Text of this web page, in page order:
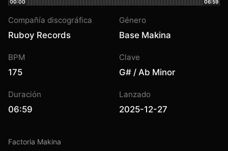
00:00 06:59
Compañía discográfica
Ruboy Records
Género
Base Makina
BPM
175
Clave
G# / Ab Minor
Duración
06:59
Lanzado
2025-12-27
Factoria Makina